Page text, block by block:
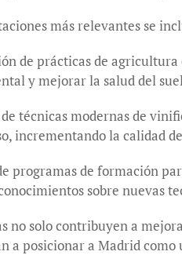
más relevantes se
de prácticas de
y mejorar la salud del
técnicas modernas de
incrementando la calidad
programas de formación
sobre nuevas
no solo contribuyen a
a posicionar a Madrid